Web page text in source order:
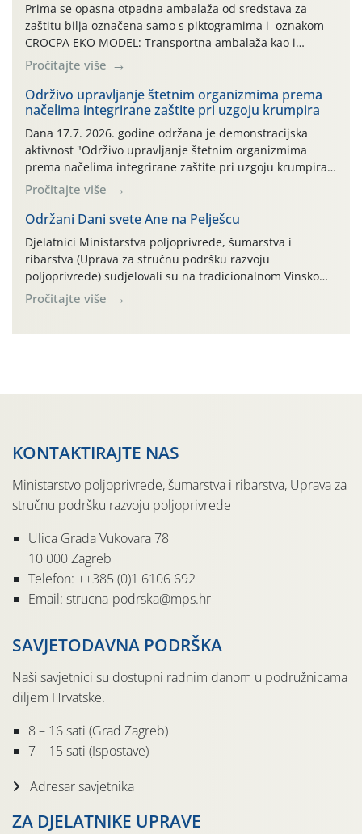
Prima se opasna otpadna ambalaža od sredstava za
zaštitu bilja označena samo s piktogramima i oznakom
CROCPA EKO MODEL: Transportna ambalaža kao i
ambalaža drugih proizvoda koji nisu sredstva za zaštitu
bilja (npr. ambalaža od mineralnih gnojiva,) se ne
prihvaća. Korisnicima je osiguran besplatni povrat
prazne ambalaže isključivo ovih tvrtki: AGROCHEM-MAKS,
AGRONOM, ALBAUGH TKI* (PINUS […]
Pročitajte više
Održivo upravljanje štetnim organizmima prema
načelima integrirane zaštite pri uzgoju krumpira
Dana 17.7. 2026. godine održana je demonstracijska
aktivnost "Održivo upravljanje štetnim organizmima
prema načelima integrirane zaštite pri uzgoju krumpira"
na pokusnom polju "Poredje", kraj naselja Belica (ARKOD
parcela ID 2445031) (središnji dio Međimurske županije).
Pročitajte više
Održani Dani svete Ane na Pelješcu
Djelatnici Ministarstva poljoprivrede, šumarstva i
ribarstva (Uprava za stručnu podršku razvoju
poljoprivrede) sudjelovali su na tradicionalnom Vinskom
forumu, održanom 24.07.2026. godine u Domu vinarske
tradicije u Putnikovićima na poluotoku Pelješcu, u
Pročitajte više
KONTAKTIRAJTE NAS
Ministarstvo poljoprivrede, šumarstva i ribarstva, Uprava za
stručnu podršku razvoju poljoprivrede
Ulica Grada Vukovara 78
10 000 Zagreb
Telefon: ++385 (0)1 6106 692
Email: strucna-podrska@mps.hr
SAVJETODAVNA PODRŠKA
Naši savjetnici su dostupni radnim danom u podružnicama
diljem Hrvatske.
8 – 16 sati (Grad Zagreb)
7 – 15 sati (Ispostave)
Adresar savjetnika
ZA DJELATNIKE UPRAVE